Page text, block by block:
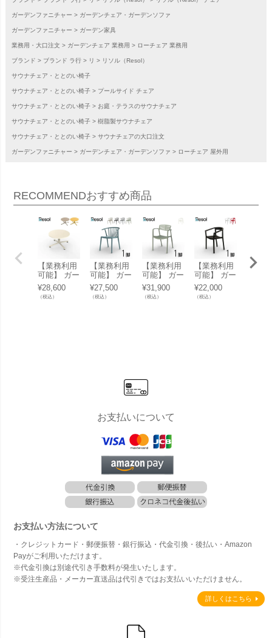
ガーデンファニチャー ガーデンチェア・ガーデンソファ
ガーデンファニチャー ガーデン家具
業務用・大口注文 ガーデンチェア 業務用 ローチェア 業務用
ブランド ブランド ラ行 リ リソル（Resol）
サウナチェア・ととのい椅子
サウナチェア・ととのい椅子 プールサイド チェア
サウナチェア・ととのい椅子 お庭・テラスのサウナチェア
サウナチェア・ととのい椅子 樹脂製サウナチェア
サウナチェア・ととのい椅子 サウナチェアの大口注文
ガーデンファニチャー ガーデンチェア・ガーデンソファ ローチェア 屋外用
RECOMMENDおすすめ商品
【業務利用
可能】 ガー
デンテーブ
ル 屋外 「R
esol BINI
¥28,600
（税込）
【業務利用
可能】 ガー
デンチェア
屋外 「Res
ol Woody
¥27,500
（税込）
【業務利用
可能】 ガー
デンチェア
屋外 「Res
ol Toledo AI
¥31,900
（税込）
【業務利用
可能】 ガー
デンチェア
屋外 「Res
ol Peach リ
¥22,000
（税込）
【業
お支払いについて
お支払い方法について
・クレジットカード・郵便振替・銀行振込・代金引換・後払い・Amazon
Payがご利用いただけます。
※代金引換は別途代引き手数料が発生いたします。
※受注生産品・メーカー直送品は代引きではお支払いいただけません。
詳しくはこちら